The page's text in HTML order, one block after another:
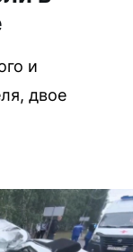
и
двое